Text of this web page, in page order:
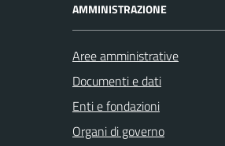
AMMINISTRAZIONE
Aree amministrative
Documenti e dati
Enti e fondazioni
Organi di governo